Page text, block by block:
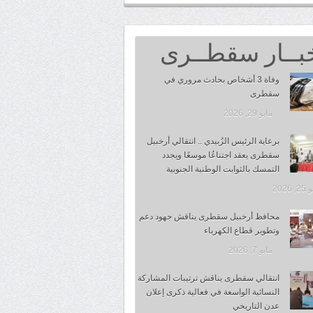
سقطــرى
وفاة 3 أشخاص بحادث مروري في
سقطرى
مايو 29, 2026
برعاية الرئيس الزُبيدي .. انتقالي أرخبيل
سقطرى يعقد اجتناعُا موسعًا ويجدد
التمسك بالثوابت الوطنية الجنوبية
محافظ أرخبيل سقطرى يناقش جهود دعم
وتطوير قطاع الكهرباء
مايو 7, 2026
انتقالي سقطرى يناقش ترتيبات المشاركة
النسائية الواسعة في فعالية ذكرى إعلان
عدن التاريخي